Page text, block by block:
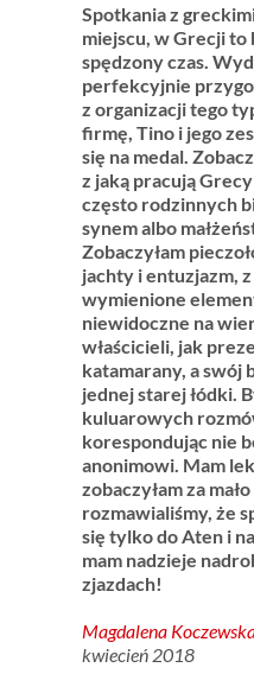
Spotkania z
miejscu, w Grecji to
spędzony czas.
perfekcyjnie
z organizacji tego
firmę, Tino i jego
się na medal.
z jaką pracują
często rodzinnych
synem albo
Zobaczyłam
jachty i entuzjazm,
wymienione
niewidoczne na
właścicieli, jak
katamarany, a swój
jednej starej łódki.
kuluarowych
korespondując nie
anonimowi. Mam
zobaczyłam za
rozmawialiśmy, że
się tylko do Aten i
mam nadzieje
zjazdach!
Magdalena
kwiecień 2018